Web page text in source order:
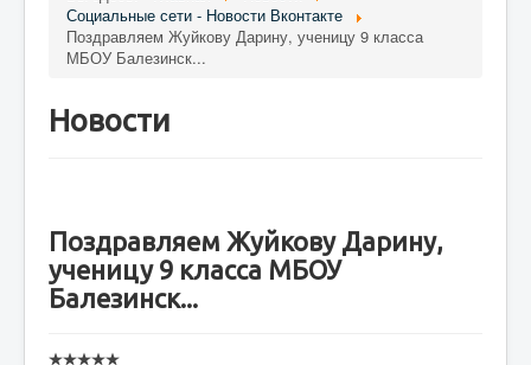
Информация Галерея О проекте
Социальные сети - Новости Вконтакте
Поздравляем Жуйкову Дарину, ученицу 9 класса
МБОУ Балезинск...
Новости
Поздравляем Жуйкову Дарину,
ученицу 9 класса МБОУ
Балезинск...